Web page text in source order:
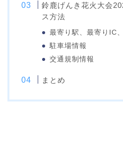
鈴鹿げんき花火大会
ス方法
最寄り駅、最寄りIC
駐車場情報
交通規制情報
まとめ